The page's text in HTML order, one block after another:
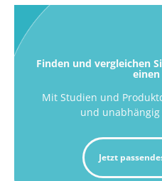
Finden und vergleichen
Mit Studien und
und
Jetzt